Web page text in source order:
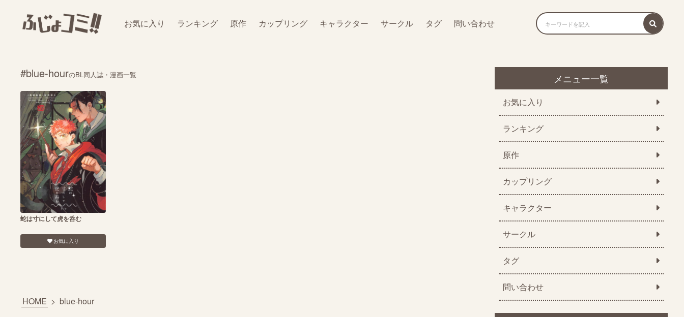
お気に入り ランキング 原作 カップリング キャラクター サークル タグ 問い合わせ
#blue‐hourのBL同人誌・漫画一覧
蛇は寸にして虎を呑む
お気に入り
HOME > blue‐hour
メニュー一覧
お気に入り
ランキング
原作
カップリング
キャラクター
サークル
タグ
問い合わせ